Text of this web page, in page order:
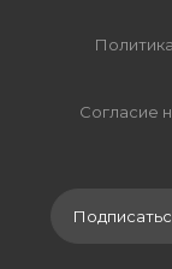
Согласие